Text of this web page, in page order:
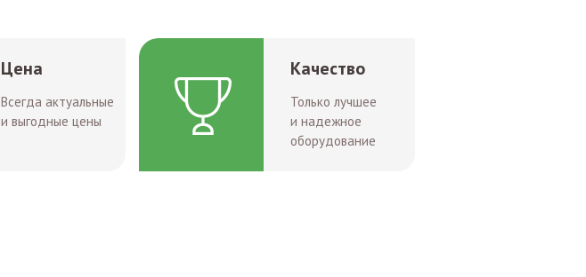
Цена
Всегда актуальные
и выгодные цены
Качество
Только лучшее
и надежное
оборудование